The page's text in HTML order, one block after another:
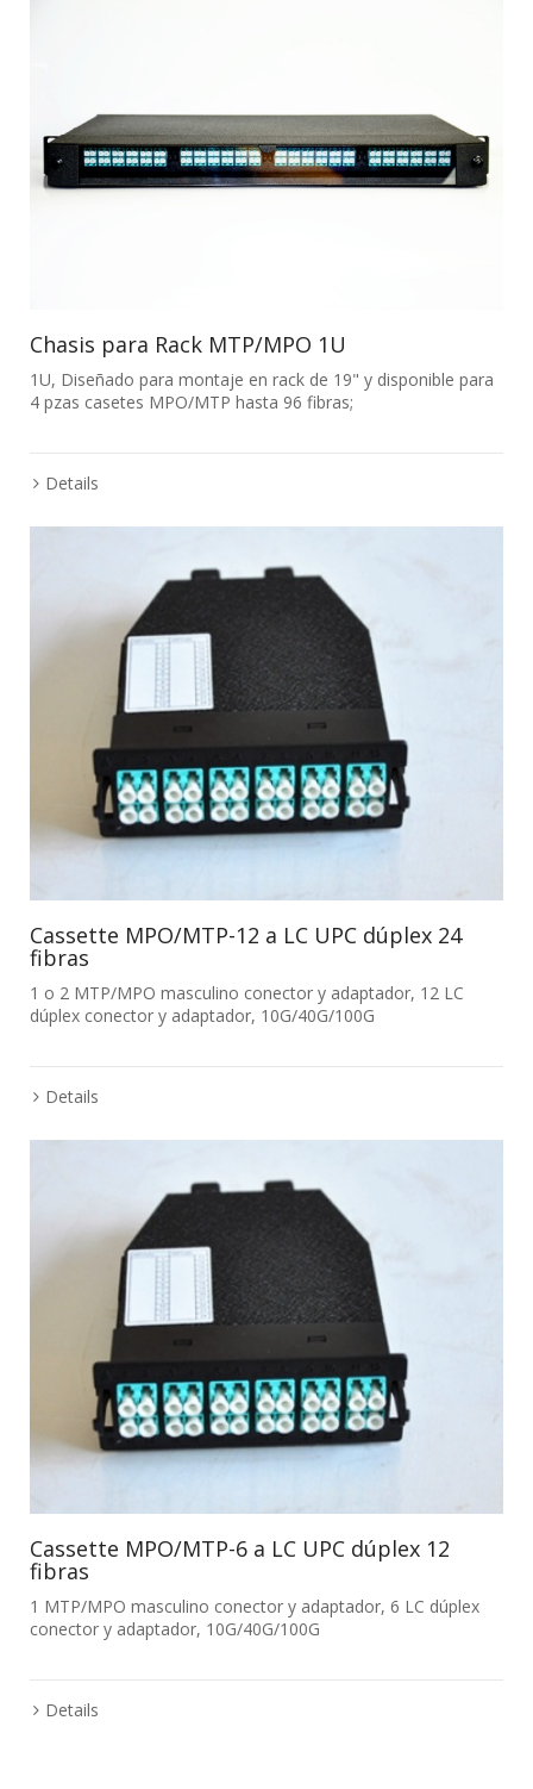
Chasis para Rack MTP/MPO 1U
1U, Diseñado para montaje en rack de 19" y disponible para
4 pzas casetes MPO/MTP hasta 96 fibras;
Details
Cassette MPO/MTP-12 a LC UPC dúplex 24
fibras
1 o 2 MTP/MPO masculino conector y adaptador, 12 LC
dúplex conector y adaptador, 10G/40G/100G
Details
Cassette MPO/MTP-6 a LC UPC dúplex 12
fibras
1 MTP/MPO masculino conector y adaptador, 6 LC dúplex
conector y adaptador, 10G/40G/100G
Details